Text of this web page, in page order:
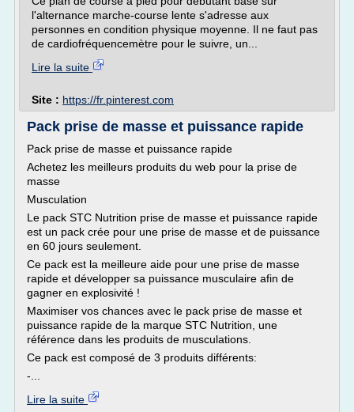
l'alternance marche-course lente s'adresse aux
personnes en condition physique moyenne. Il ne faut pas
de cardiofréquencemètre pour le suivre, un...
Lire la suite
Site : https://fr.pinterest.com
Pack prise de masse et puissance rapide
Pack prise de masse et puissance rapide
Achetez les meilleurs produits du web pour la prise de
masse
Musculation
Le pack STC Nutrition prise de masse et puissance rapide
est un pack crée pour une prise de masse et de puissance
en 60 jours seulement.
Ce pack est la meilleure aide pour une prise de masse
rapide et développer sa puissance musculaire afin de
gagner en explosivité !
Maximiser vos chances avec le pack prise de masse et
puissance rapide de la marque STC Nutrition, une
référence dans les produits de musculations.
Ce pack est composé de 3 produits différents:
-...
Lire la suite